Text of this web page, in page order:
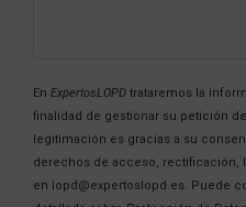
En ExpertosLOPD trataremos la
finalidad de gestionar su petición
legitimación es gracias a su
derechos de acceso, rectificación,
en lopd@expertoslopd.es. Puede